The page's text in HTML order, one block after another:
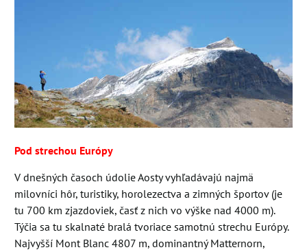
Pod strechou Európy
V dnešných časoch údolie Aosty vyhľadávajú najmä
milovníci hôr, turistiky, horolezectva a zimných športov (je
tu 700 km zjazdoviek, časť z nich vo výške nad 4000 m).
Týčia sa tu skalnaté bralá tvoriace samotnú strechu Európy.
Najvyšší Mont Blanc 4807 m, dominantný Matternorn,